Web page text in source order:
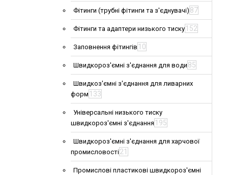
Фітинги (трубні фітинги та з'єднувачі) 87
Фітинги та адаптери низького тиску 152
Заповнення фітингів 10
Швидкороз'ємні з'єднання для води 85
Швидкоз'ємні з'єднання для ливарних
форм 133
Універсальні низького тиску
швидкороз'ємні з'єднання 195
Швидкороз'ємні з'єднання для харчової
промисловості21
Промислові пластикові швидкороз'ємні